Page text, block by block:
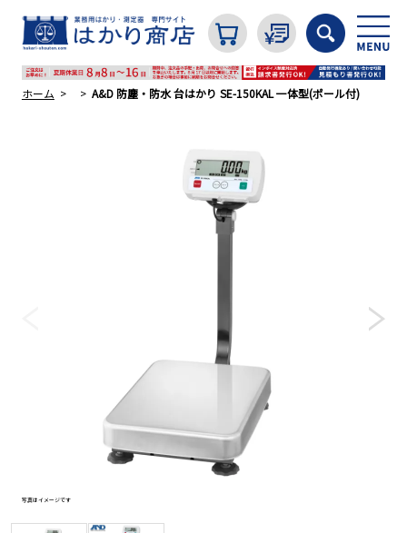
濃度・環境測定
ホーム A&D 防塵・防水 台はかり SE-150KAL 一体型(ポール付)
写真はイメージです